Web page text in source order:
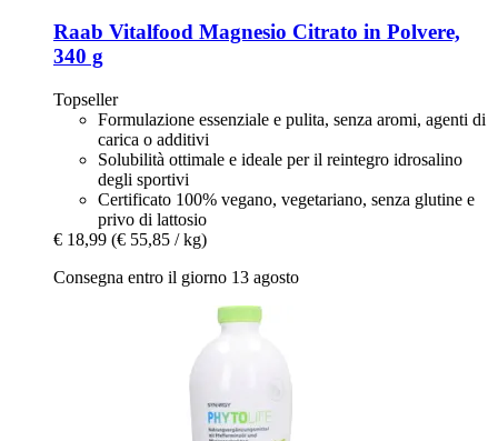
Raab Vitalfood Magnesio Citrato in Polvere,
340 g
Topseller
Formulazione essenziale e pulita, senza aromi, agenti di
carica o additivi
Solubilità ottimale e ideale per il reintegro idrosalino
degli sportivi
Certificato 100% vegano, vegetariano, senza glutine e
privo di lattosio
€ 18,99 (€ 55,85 / kg)
Consegna entro il giorno 13 agosto